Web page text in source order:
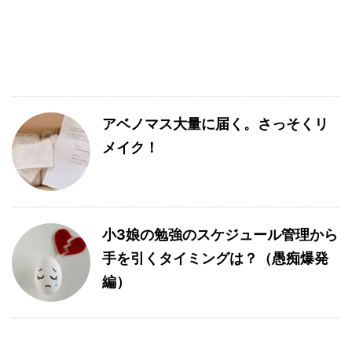
アベノマス大量に届く。さっそくリ
メイク！
小3娘の勉強のスケジュール管理から
手を引くタイミングは？（愚痴爆発
編）